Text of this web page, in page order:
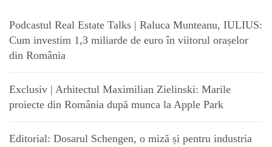
Podcastul Real Estate Talks | Raluca Munteanu, IULIUS:
Cum investim 1,3 miliarde de euro în viitorul orașelor
din România
Exclusiv | Arhitectul Maximilian Zielinski: Marile
proiecte din România după munca la Apple Park
Editorial: Dosarul Schengen, o miză și pentru industria